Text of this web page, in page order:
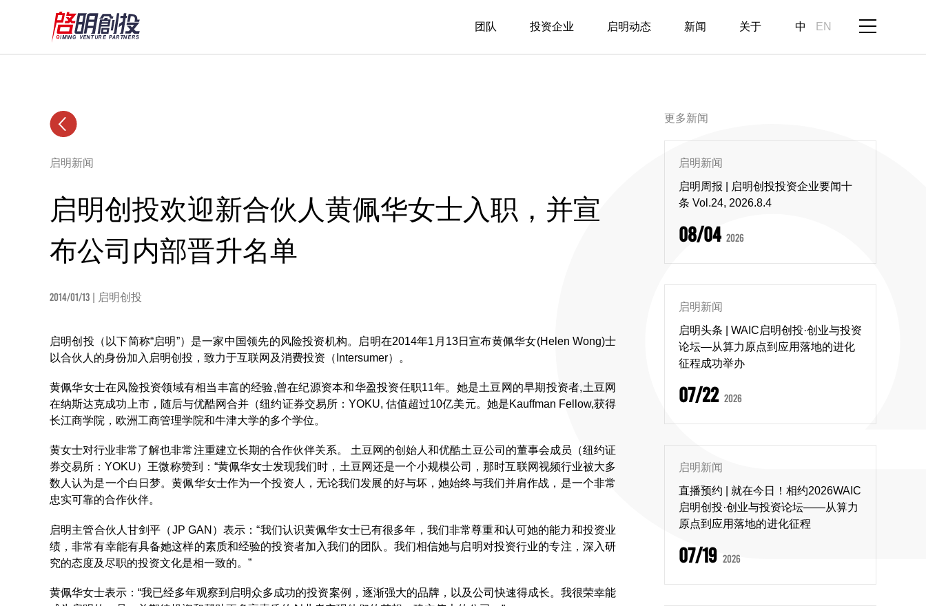
中 EN
团队 投资企业 启明动态 新闻 关于
启明新闻
启明创投欢迎新合伙人黄佩华女士入职，并宣
布公司内部晋升名单
2014/01/13 | 启明创投
启明创投（以下简称“启明”）是一家中国领先的风险投资机构。启明在2014年1月13日宣布黄佩华女(Helen Wong)士
以合伙人的身份加入启明创投，致力于互联网及消费投资（Intersumer）。
黄佩华女士在风险投资领域有相当丰富的经验,曾在纪源资本和华盈投资任职11年。她是土豆网的早期投资者,土豆网
在纳斯达克成功上市，随后与优酷网合并（纽约证券交易所：YOKU, 估值超过10亿美元。她是Kauffman Fellow,获得
长江商学院，欧洲工商管理学院和牛津大学的多个学位。
黄女士对行业非常了解也非常注重建立长期的合作伙伴关系。 土豆网的创始人和优酷土豆公司的董事会成员（纽约证
券交易所：YOKU）王微称赞到：“黄佩华女士发现我们时，土豆网还是一个小规模公司，那时互联网视频行业被大多
数人认为是一个白日梦。黄佩华女士作为一个投资人，无论我们发展的好与坏，她始终与我们并肩作战，是一个非常
忠实可靠的合作伙伴。
启明主管合伙人甘剑平（JP GAN）表示：“我们认识黄佩华女士已有很多年，我们非常尊重和认可她的能力和投资业
绩，非常有幸能有具备她这样的素质和经验的投资者加入我们的团队。我们相信她与启明对投资行业的专注，深入研
究的态度及尽职的投资文化是相一致的。”
黄佩华女士表示：“我已经多年观察到启明众多成功的投资案例，逐渐强大的品牌，以及公司快速得成长。我很荣幸能
更多新闻
启明新闻
启明周报 | 启明创投投资企业要闻十
条 Vol.24, 2026.8.4
08/04 2026
启明新闻
启明头条 | WAIC启明创投·创业与投资
论坛—从算力原点到应用落地的进化
征程成功举办
07/22 2026
启明新闻
直播预约 | 就在今日！相约2026WAIC
启明创投·创业与投资论坛——从算力
原点到应用落地的进化征程
07/19 2026